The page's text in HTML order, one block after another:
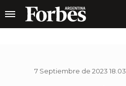
7 Septiembre de 2023 18.03